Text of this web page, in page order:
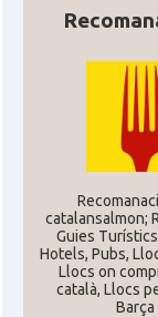
catalansalmon;
Guies
Hotels, Pubs,
Llocs on
català, Llocs
Barça